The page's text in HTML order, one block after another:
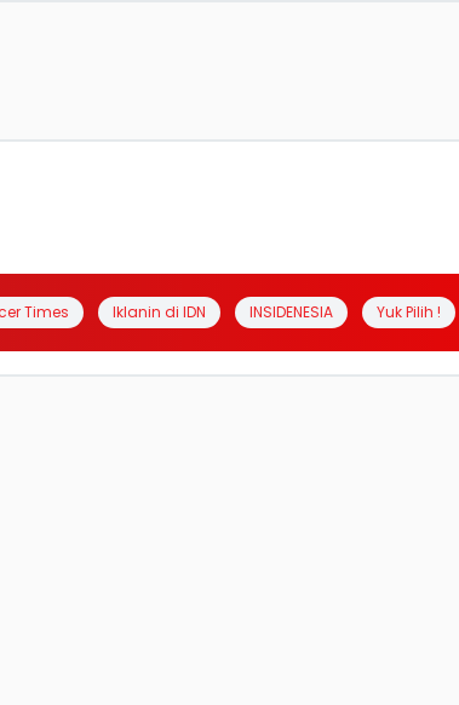
Times Iklanin di IDN INSIDENESIA Yuk Pilih !